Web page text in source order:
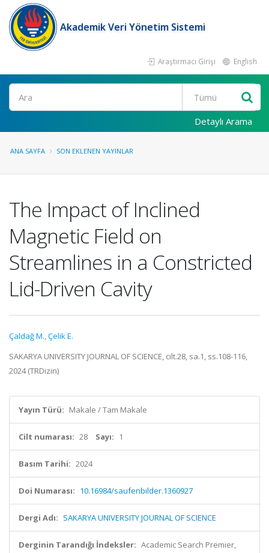
Akademik Veri Yönetim Sistemi
Araştırmacı Girişi English
Ara
Detaylı Arama
ANA SAYFA SON EKLENEN YAYINLAR
The Impact of Inclined
Magnetic Field on
Streamlines in a Constricted
Lid-Driven Cavity
Çaldağ M.,Çelik E.
SAKARYA UNIVERSITY JOURNAL OF SCIENCE, cilt.28, sa.1, ss.108-116,
2024 (TRDizin)
Yayın Türü: Makale / Tam Makale
Cilt numarası: 28 Sayı: 1
Basım Tarihi: 2024
Doi Numarası: 10.16984/saufenbilder.1360927
Dergi Adı: SAKARYA UNIVERSITY JOURNAL OF SCIENCE
Derginin Tarandığı İndeksler: Academic Search Premier,